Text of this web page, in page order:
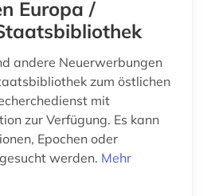
online-katalog (1)
ortsgeschichte &lt;fach&gt; (3)
ost-west-konflikt (1)
Europa /
andere Neuerwerbungen
zum östlichen
mit
zur Verfügung. Es kann
Epochen oder
werden. Mehr